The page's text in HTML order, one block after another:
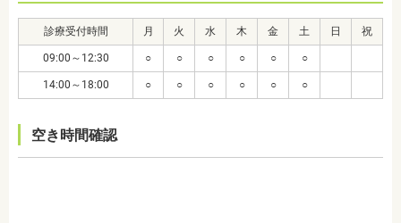
診療受付時間 月 火 水 木 金 土 日 祝
09:00～12:30 ○ ○ ○ ○ ○ ○
14:00～18:00 ○ ○ ○ ○ ○ ○
空き時間確認